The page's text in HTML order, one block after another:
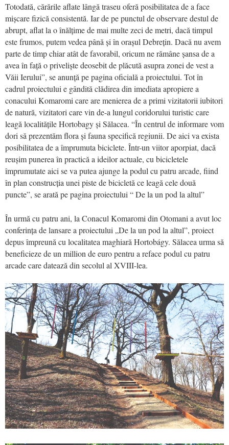
Totodată, cărările aflate lângă traseu oferă posibilitatea de a face
mișcare fizică consistentă. Iar de pe punctul de observare destul de
abrupt, aflat la o înălțime de mai multe zeci de metri, dacă timpul
este frumos, putem vedea până și în orașul Debrețin. Dacă nu avem
parte de timp chiar atât de favorabil, oricum ne rămâne șansa de a
avea în față o priveliște deosebit de plăcută asupra zonei de vest a
Văii Ierului”, se anunță pe pagina oficială a proiectului. Tot în
cadrul proiectului e gândită clădirea din imediata apropiere a
conacului Komaromi care are menierea de a primi vizitatorii iubitori
de natură, vizitatori care vin de-a lungul coridorului turistic care
leagă localitățile Hortobagy și Sălacea. “În centrul de informare vom
dori să prezentăm flora și fauna specifică regiunii. De aici va exista
posibilitatea de a împrumuta biciclete. Într-un viitor aporpiat, dacă
reușim punerea în practică a ideilor actuale, cu bicicletele
împrumutate aici se va putea ajunge la podul cu patru arcade, fiind
în plan construcția unei piste de bicicletă ce leagă cele două
puncte”, se arată pe pagina proiectului “ De la un pod la altul”
În urmă cu patru ani, la Conacul Komaromi din Otomani a avut loc
conferința de lansare a proiectului „De la un pod la altul”, proiect
depus împreună cu localitatea maghiară Hortobágy. Sălacea urma să
beneficieze de un million de euro pentru a reface podul cu patru
arcade care datează din secolul al XVIII-lea.